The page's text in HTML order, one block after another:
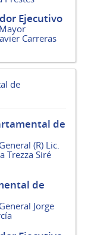
Ejecutivo
Carreras
de
de
(R) Lic.
Trezza Siré
de
Jorge